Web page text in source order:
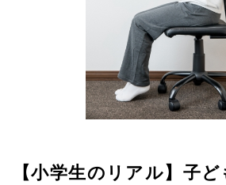
【小学生のリアル】子